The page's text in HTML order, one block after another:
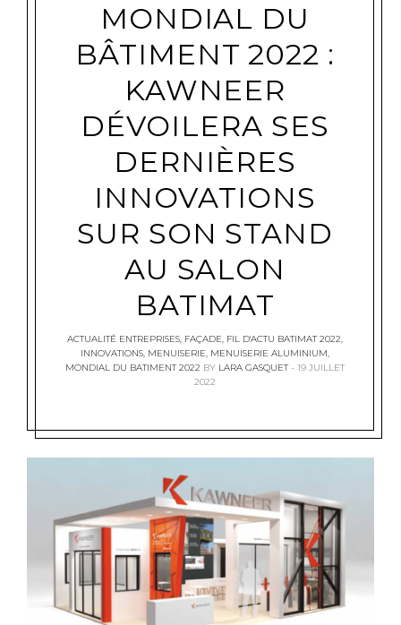
MONDIAL DU
BÂTIMENT 2022 :
KAWNEER
DÉVOILERA SES
DERNIÈRES
INNOVATIONS
SUR SON STAND
AU SALON
BATIMAT
ACTUALITÉ ENTREPRISES, FAÇADE, FIL D'ACTU BATIMAT 2022,
INNOVATIONS, MENUISERIE, MENUISERIE ALUMINIUM,
MONDIAL DU BATIMENT 2022 BY LARA GASQUET
19 JUILLET
2022